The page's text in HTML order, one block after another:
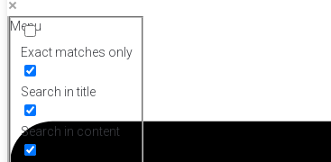
Exact matches only
Search in title
Search in content
Menu